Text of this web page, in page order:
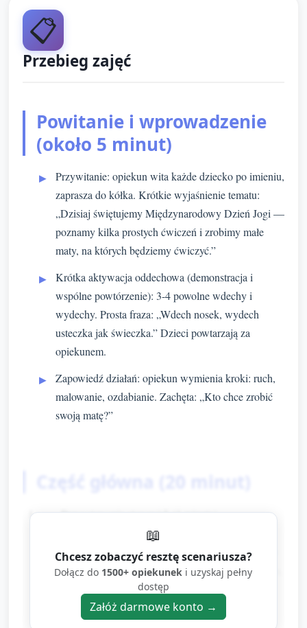
📋
Przebieg zajęć
Powitanie i wprowadzenie
(około 5 minut)
Przywitanie: opiekun wita każde dziecko po imieniu,
zaprasza do kółka. Krótkie wyjaśnienie tematu:
„Dzisiaj świętujemy Międzynarodowy Dzień Jogi —
poznamy kilka prostych ćwiczeń i zrobimy małe
maty, na których będziemy ćwiczyć.”
Krótka aktywacja oddechowa (demonstracja i
wspólne powtórzenie): 3-4 powolne wdechy i
wydechy. Prosta fraza: „Wdech nosek, wydech
usteczka jak świeczka.” Dzieci powtarzają za
opiekunem.
Zapowiedź działań: opiekun wymienia kroki: ruch,
malowanie, ozdabianie. Zachęta: „Kto chce zrobić
swoją matę?”
Część główna (20 minut)
Przygotowanie stanowisk (1 minuta)
Rozłożenie kartonowych/projektowych prostokątów
(wielkości A4/A3) jako baza maty, miseczek z farbą,
gąbek, pędzelków, naklejek, kredek.
📖
Chcesz zobaczyć resztę scenariusza?
Dołącz do 1500+ opiekunek i uzyskaj pełny
dostęp
Załóż darmowe konto →